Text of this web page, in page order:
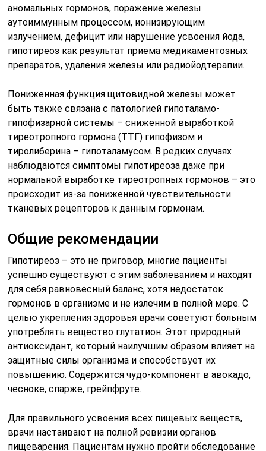
аномальных гормонов, поражение железы
аутоиммунным процессом, ионизирующим
излучением, дефицит или нарушение усвоения йода,
гипотиреоз как результат приема медикаментозных
препаратов, удаления железы или радиойодтерапии.
Пониженная функция щитовидной железы может
быть также связана с патологией гипоталамо-
гипофизарной системы – сниженной выработкой
тиреотропного гормона (ТТГ) гипофизом и
тиролиберина – гипоталамусом. В редких случаях
наблюдаются симптомы гипотиреоза даже при
нормальной выработке тиреотропных гормонов – это
происходит из-за пониженной чувствительности
тканевых рецепторов к данным гормонам.
Общие рекомендации
Гипотиреоз – это не приговор, многие пациенты
успешно существуют с этим заболеванием и находят
для себя равновесный баланс, хотя недостаток
гормонов в организме и не излечим в полной мере. С
целью укрепления здоровья врачи советуют больным
употреблять вещество глутатион. Этот природный
антиоксидант, который наилучшим образом влияет на
защитные силы организма и способствует их
повышению. Содержится чудо-компонент в авокадо,
чесноке, спарже, грейпфруте.
Для правильного усвоения всех пищевых веществ,
врачи настаивают на полной ревизии органов
пищеварения. Пациентам нужно пройти обследование